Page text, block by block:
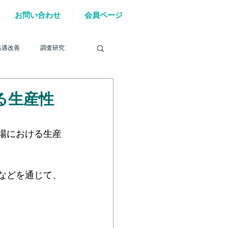
お問い合わせ 会員ページ
遇改善 調査研究
る動き
確保 YouTube
生産性
における生産
どを通じて、